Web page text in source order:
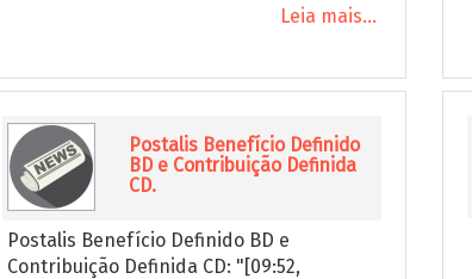
Leia mais...
Postalis Benefício Definido
BD e Contribuição Definida
CD.
Postalis Benefício Definido BD e
Contribuição Definida CD: "[09:52,